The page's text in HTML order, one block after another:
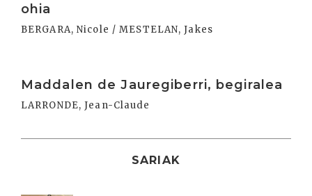
ohia
BERGARA, Nicole / MESTELAN, Jakes
Maddalen de Jauregiberri, begiralea
LARRONDE, Jean-Claude
SARIAK